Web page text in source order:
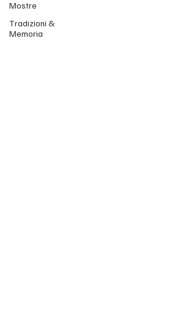
Mostre
Tradizioni &
Memoria